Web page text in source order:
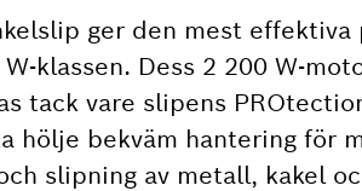
ger den mest
klassen. Dess 2 200 W-
tack vare slipens
hölje bekväm hantering för
slipning av metall, kakel